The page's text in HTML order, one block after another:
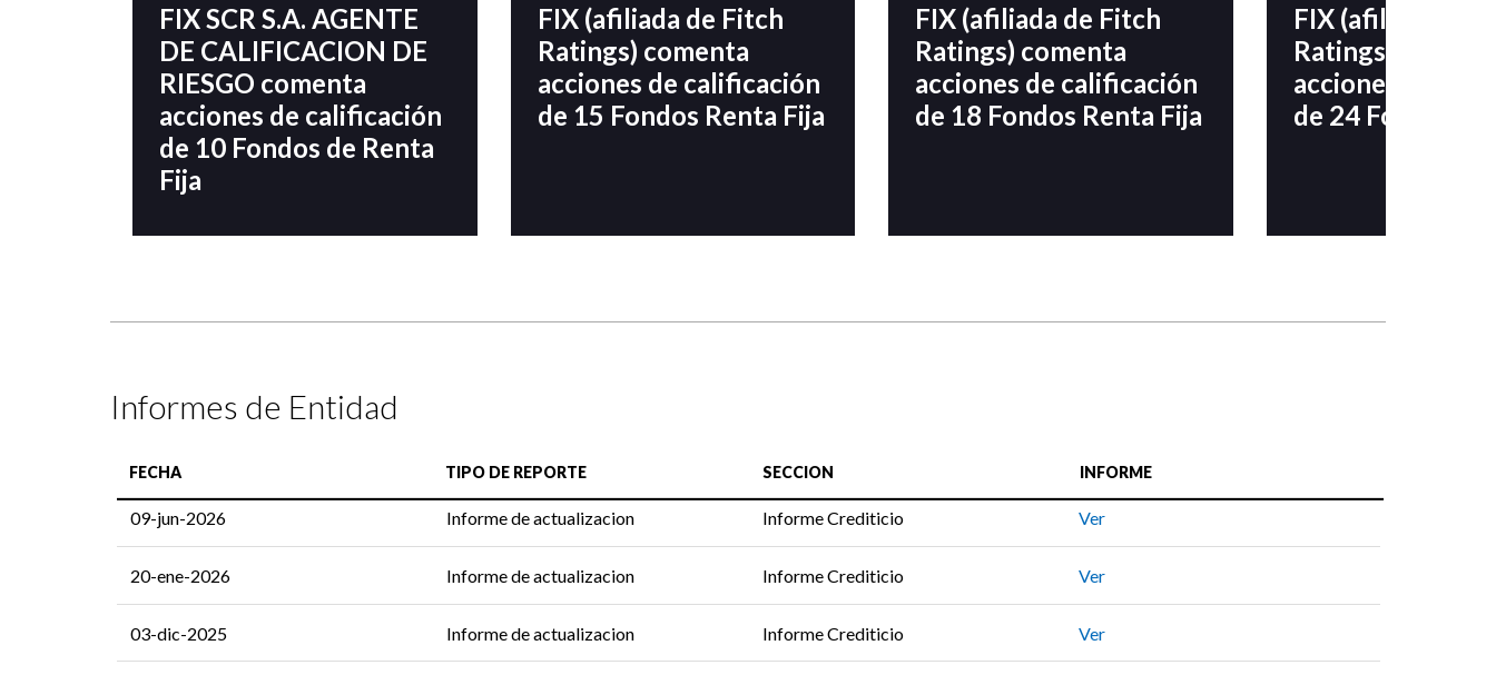
FIX SCR S.A. AGENTE
DE CALIFICACION DE
RIESGO comenta
acciones de calificación
de 10 Fondos de Renta
Fija
FIX (afiliada de Fitch
Ratings) comenta
acciones de calificación
de 15 Fondos Renta Fija
FIX (afiliada de Fitch
Ratings) comenta
acciones de calificación
de 18 Fondos Renta Fija
FIX (afiliada de
Ratings)
acciones de
de 24 Fondos
Informes de Entidad
FECHA TIPO DE REPORTE SECCION INFORME
09-jun-2026 Informe de actualizacion Informe Crediticio Ver
20-ene-2026 Informe de actualizacion Informe Crediticio Ver
03-dic-2025 Informe de actualizacion Informe Crediticio Ver